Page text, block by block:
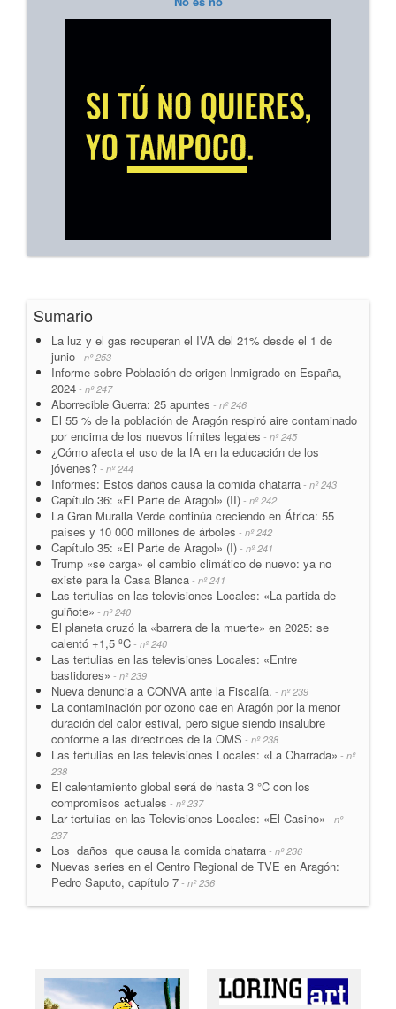
Sumario
La luz y el gas recuperan el IVA del 21% desde el 1 de
junio - nº 253
Informe sobre Población de origen Inmigrado en España,
2024 - nº 247
Aborrecible Guerra: 25 apuntes - nº 246
El 55 % de la población de Aragón respiró aire contaminado
por encima de los nuevos límites legales - nº 245
¿Cómo afecta el uso de la IA en la educación de los
jóvenes? - nº 244
Informes: Estos daños causa la comida chatarra - nº 243
Capítulo 36: «El Parte de Aragol» (II) - nº 242
La Gran Muralla Verde continúa creciendo en África: 55
países y 10 000 millones de árboles - nº 242
Capítulo 35: «El Parte de Aragol» (I) - nº 241
Trump «se carga» el cambio climático de nuevo: ya no
existe para la Casa Blanca - nº 241
Las tertulias en las televisiones Locales: «La partida de
guiñote» - nº 240
El planeta cruzó la «barrera de la muerte» en 2025: se
calentó +1,5 ºC - nº 240
Las tertulias en las televisiones Locales: «Entre
bastidores» - nº 239
Nueva denuncia a CONVA ante la Fiscalía. - nº 239
La contaminación por ozono cae en Aragón por la menor
duración del calor estival, pero sigue siendo insalubre
conforme a las directrices de la OMS - nº 238
Las tertulias en las televisiones Locales: «La Charrada» - nº
238
El calentamiento global será de hasta 3 °C con los
compromisos actuales - nº 237
Lar tertulias en las Televisiones Locales: «El Casino» - nº
237
Los daños que causa la comida chatarra - nº 236
Nuevas series en el Centro Regional de TVE en Aragón:
Pedro Saputo, capítulo 7 - nº 236